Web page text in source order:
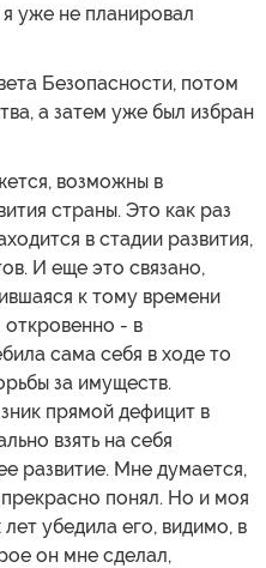
уже не планировал
Безопасности, потом
а затем уже был избран
возможны в
страны. Это как раз
в стадии развития,
И еще это связано,
к тому времени
- в
сама себя в ходе то
за имуществ.
прямой дефицит в
взять на себя
развитие. Мне думается,
понял. Но и моя
убедила его, видимо, в
он мне сделал,